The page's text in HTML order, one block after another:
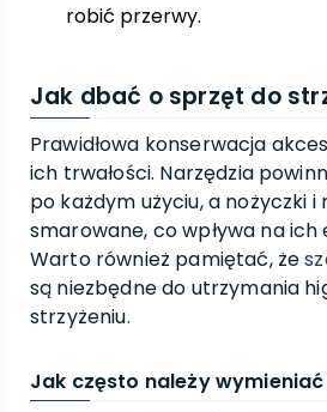
robić przerwy.
Jak dbać o sprzęt do
Prawidłowa konserwacja
ich trwałości. Narzędzia
po każdym użyciu, a nożyczki i
smarowane, co wpływa na
Warto również pamiętać, że
są niezbędne do utrzymania
strzyżeniu.
Jak często należy